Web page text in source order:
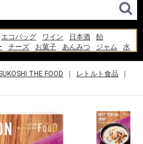
エコバッグ ワイン 日本酒
飴
チーズ お菓子 あんみつ ジャム
水
THE FOOD
レトルト食品